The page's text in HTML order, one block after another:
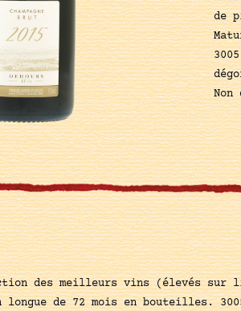
de
Non
des meilleurs vins (élevés
de 72 mois en bouteilles.